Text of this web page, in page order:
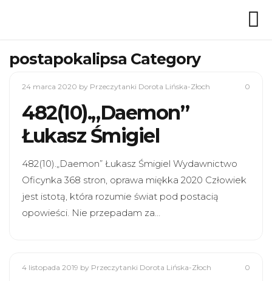
postapokalipsa Category
24 marca 2020 by Przeczytanki Dorota Lińska-Złoch 0
482(10).„Daemon”
Łukasz Śmigiel
482(10).„Daemon” Łukasz Śmigiel Wydawnictwo
Oficynka 368 stron, oprawa miękka 2020 Człowiek
jest istotą, która rozumie świat pod postacią
opowieści. Nie przepadam za…
4 listopada 2019 by Przeczytanki Dorota Lińska-Złoch 0